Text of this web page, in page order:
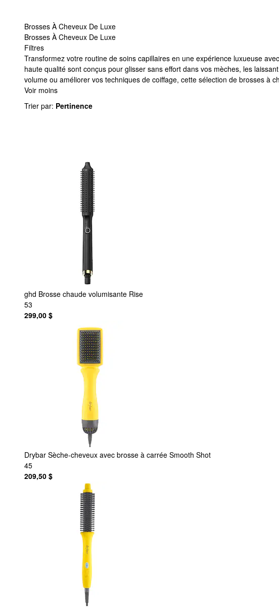
Brosses À Cheveux De Luxe
Brosses À Cheveux De Luxe
Filtres
Brosses À Cheveux De Luxe
Transformez votre routine de soins capillaires en une expérience luxueuse
haute qualité sont conçus pour glisser sans effort dans vos mèches, les
volume ou améliorer vos techniques de coiffage, cette sélection de brosses à
Voir moins
Trier par: Pertinence
ghd Brosse chaude volumisante Rise
53
299,00 $
Drybar Sèche-cheveux avec brosse à carrée Smooth Shot
45
209,50 $